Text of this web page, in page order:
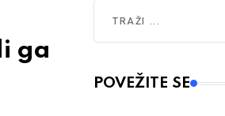
ga
Type 2 or more
POVEŽITE SE